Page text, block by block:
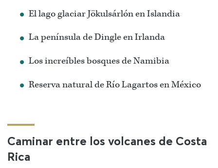
El lago glaciar Jökulsárlón en Islandia
La península de Dingle en Irlanda
Los increíbles bosques de Namibia
Reserva natural de Río Lagartos en México
Caminar entre los volcanes de Costa
Rica